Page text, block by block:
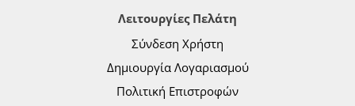
Λειτουργίες Πελάτη
Σύνδεση Χρήστη
Δημιουργία Λογαριασμού
Πολιτική Επιστροφών